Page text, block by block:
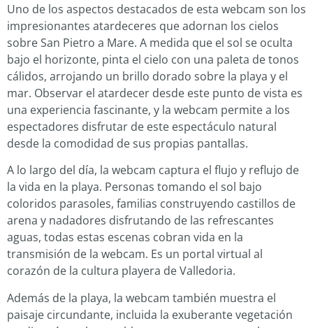
Uno de los aspectos destacados de esta webcam son los
impresionantes atardeceres que adornan los cielos
sobre San Pietro a Mare. A medida que el sol se oculta
bajo el horizonte, pinta el cielo con una paleta de tonos
cálidos, arrojando un brillo dorado sobre la playa y el
mar. Observar el atardecer desde este punto de vista es
una experiencia fascinante, y la webcam permite a los
espectadores disfrutar de este espectáculo natural
desde la comodidad de sus propias pantallas.
A lo largo del día, la webcam captura el flujo y reflujo de
la vida en la playa. Personas tomando el sol bajo
coloridos parasoles, familias construyendo castillos de
arena y nadadores disfrutando de las refrescantes
aguas, todas estas escenas cobran vida en la
transmisión de la webcam. Es un portal virtual al
corazón de la cultura playera de Valledoria.
Además de la playa, la webcam también muestra el
paisaje circundante, incluida la exuberante vegetación